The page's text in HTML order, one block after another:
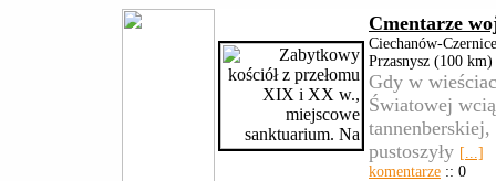
Cmentarze
Ciechanów-
Przasnysz (100 km)
Gdy w
Światowej
pustoszyły [...]
komentarze :: 0